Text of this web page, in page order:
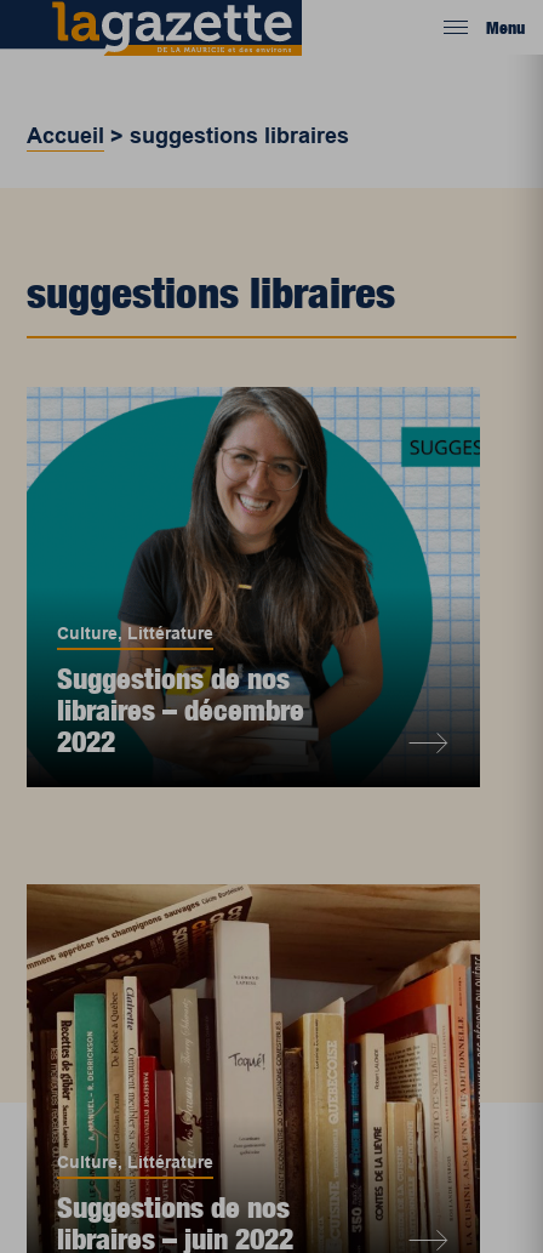
Menu
Accueil >suggestions libraires
suggestions libraires
Culture, Littérature
Suggestions de nos
libraires – décembre
2022
Culture,Littérature
Suggestions de nos
libraires – juin 2022